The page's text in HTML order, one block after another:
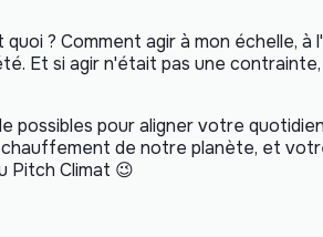
? Comment agir à mon échelle, à
Et si agir n'était pas une
possibles pour aligner votre
de notre planète, et
Pitch Climat 😉